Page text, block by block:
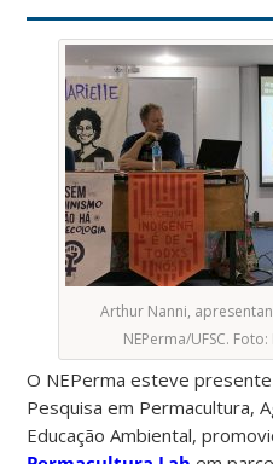
Arthur Nanni,
NEPerma/UFSC.
O NEPerma esteve presente
Pesquisa em Permacultura,
Educação Ambiental,